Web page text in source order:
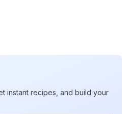
instant recipes, and build your